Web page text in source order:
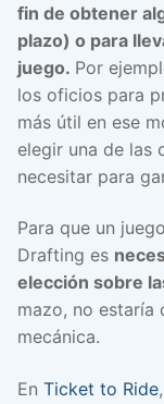
fin de obtener
plazo) o para
juego. Por
los oficios para
más útil en ese
elegir una de las
necesitar para
Para que un
Drafting es
elección sobre
mazo, no estaría
mecánica.
En Ticket to Ride